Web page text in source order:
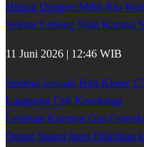
Hilang Dompet Milik Rio
Sekitar Lebung Nala Karang
11 Juni 2026 | 12:46 WIB
Sambut Jamaah Haji Kloter
Langsung Cek Kesehatan
Ledakan Kompor Gas
Orang Suami Isteri Dilarikan